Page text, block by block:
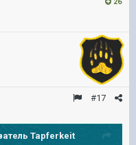
#17
Tapferkeit